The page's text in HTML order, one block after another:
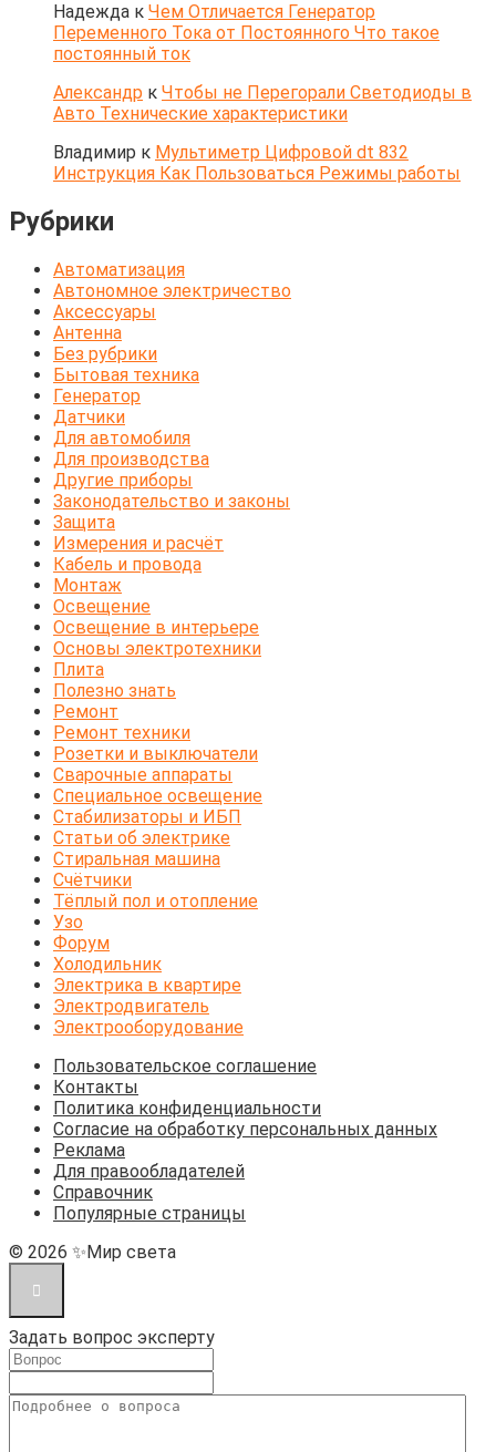
Надежда к Чем Отличается Генератор
Переменного Тока от Постоянного Что такое
постоянный ток
Александр к Чтобы не Перегорали Светодиоды в
Авто Технические характеристики
Владимир к Мультиметр Цифровой dt 832
Инструкция Как Пользоваться Режимы работы
Рубрики
Автоматизация
Автономное электричество
Аксессуары
Антенна
Без рубрики
Бытовая техника
Генератор
Датчики
Для автомобиля
Для производства
Другие приборы
Законодательство и законы
Защита
Измерения и расчёт
Кабель и провода
Монтаж
Освещение
Освещение в интерьере
Основы электротехники
Плита
Полезно знать
Ремонт
Ремонт техники
Розетки и выключатели
Сварочные аппараты
Специальное освещение
Стабилизаторы и ИБП
Статьи об электрике
Стиральная машина
Счётчики
Тёплый пол и отопление
Узо
Форум
Холодильник
Электрика в квартире
Электродвигатель
Электрооборудование
Пользовательское соглашение
Контакты
Политика конфиденциальности
Согласие на обработку персональных данных
Реклама
Для правообладателей
Справочник
Популярные страницы
© 2026 ✨Мир света
Задать вопрос эксперту